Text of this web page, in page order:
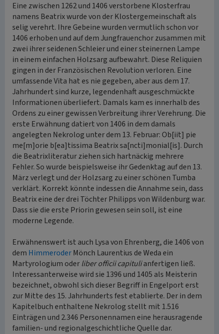
Eine zwischen 1262 und 1406 verstorbene Klosterfrau
namens Beatrix wurde von der Klostergemeinschaft als
selig verehrt. Ihre Gebeine wurden vermutlich schon vor
1406 erhoben und auf dem Jungfrauenchor zusammen mit
zwei ihrer seidenen Schleier und einer steinernen Lampe
in einem einfachen Holzsarg aufbewahrt. Diese Reliquien
gingen in der Französischen Revolution verloren. Eine
umfassende Vita hat es nie gegeben, aber aus dem 17.
Jahrhundert sind kurze, legendenhaft ausgeschmückte
Informationen überliefert. Damals kam es innerhalb des
Ordens zu einer gewissen Verbreitung ihrer Verehrung. Die
erste Erwähnung datiert von 1406 in dem damals
angelegten Nekrolog unter dem 13. Februar: Ob[iit] pie
me[m]orie b[ea]tissima Beatrix sa[ncti]monial[is]. Durch
die Beatrixliteratur ziehen sich hartnäckig mehrere
Fehler. So wurde beispielsweise ihr Gedenktag auf den 13.
März verlegt und der Holzsarg zu einer schönen Tumba
verklärt. Korrekt könnte indessen die Annahme sein, dass
Beatrix eine der drei Töchter Philipps von Wildenburg war.
Dass sie die erste Priorin gewesen sein soll, ist eine
moderne Legende.
Erwähnenswert ist auch Lysa von Ehrenberg, die 1406 von
dem HimmeroderMönch Laurentius de Weda ein
Martyrologium oderliber officii capitulianfertigen ließ.
Interessanterweise wird sie 1396 und 1405 als Meisterin
bezeichnet, obwohl sich dieser Begriff in Engelport erst
zur Mitte des 15. Jahrhunderts fest etablierte. Der in dem
Kapitelbuch enthaltene Nekrolog stellt mit 1.516
Einträgen und 2.346 Personennamen eine herausragende
familien- und regionalgeschichtliche Quelle dar.